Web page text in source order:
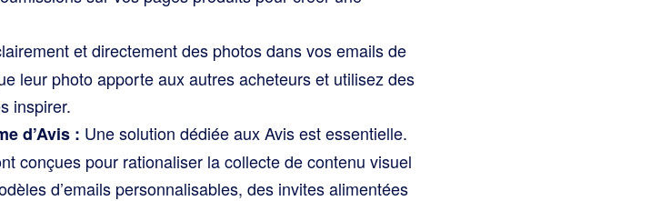
et directement des photos dans vos emails de
leur photo apporte aux autres acheteurs et utilisez des
inspirer.
d’Avis : Une solution dédiée aux Avis est essentielle.
conçues pour rationaliser la collecte de contenu visuel
d’emails personnalisables, des invites alimentées